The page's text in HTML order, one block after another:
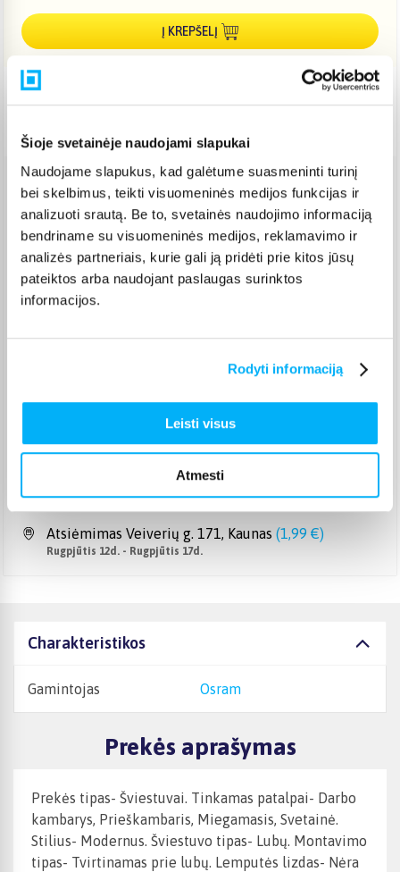
Šioje svetainėje naudojami slapukai
Naudojame slapukus, kad galėtume suasmeninti turinį
bei skelbimus, teikti visuomeninės medijos funkcijas ir
analizuoti srautą. Be to, svetainės naudojimo informaciją
bendriname su visuomeninės medijos, reklamavimo ir
analizės partneriais, kurie gali ją pridėti prie kitos jūsų
pateiktos arba naudojant paslaugas surinktos
informacijos.
Rodyti informaciją
Leisti visus
Atmesti
Į KREPŠELĮ
Venipak paštomatas (2,39 €)
Pristato ir šeštadienį
Rugpjūtis 11d. - Rugpjūtis 14d.
Venipak kurjeris (2,99 €)
Rugpjūtis 12d. - Rugpjūtis 17d.
Omniva paštomatas
Rugpjūtis 11d. - Rugpjūtis 14d.
2,19 €)
3,99 €)
Rugpjūtis 12d. - Rugpjūtis 17d.
3,99 €)
Atsiėmimas Veiverių g. 171, Kaunas (1,99 €)
Rugpjūtis 12d. - Rugpjūtis 17d.
Charakteristikos
Gamintojas Osram
Prekės aprašymas
Prekės tipas- Šviestuvai. Tinkamas patalpai- Darbo
kambarys, Prieškambaris, Miegamasis, Svetainė.
Stilius- Modernus. Šviestuvo tipas- Lubų. Montavimo
tipas- Tvirtinamas prie lubų. Lemputės lizdas- Nėra